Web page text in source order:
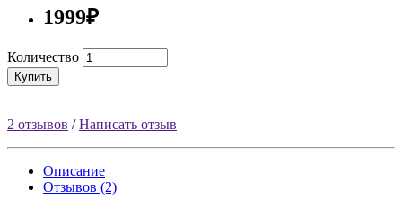
1999₽
Количество
Купить
2 отзывов /Написать отзыв
Описание
Отзывов (2)